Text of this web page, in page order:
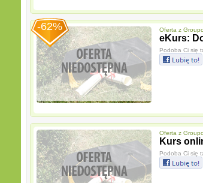
-62% Oferta z
eKurs:
Podoba Ci się
Oferta z
Kurs
Podoba Ci się